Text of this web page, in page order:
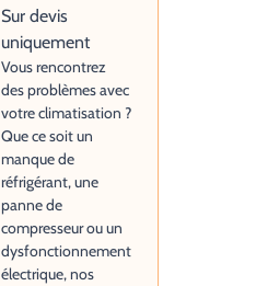
Sur devis
uniquement
Vous rencontrez
des problèmes avec
votre climatisation ?
Que ce soit un
manque de
réfrigérant, une
panne de
compresseur ou un
dysfonctionnement
électrique, nos